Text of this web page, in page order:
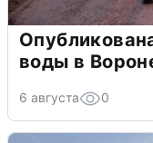
воды в
6 августа 0